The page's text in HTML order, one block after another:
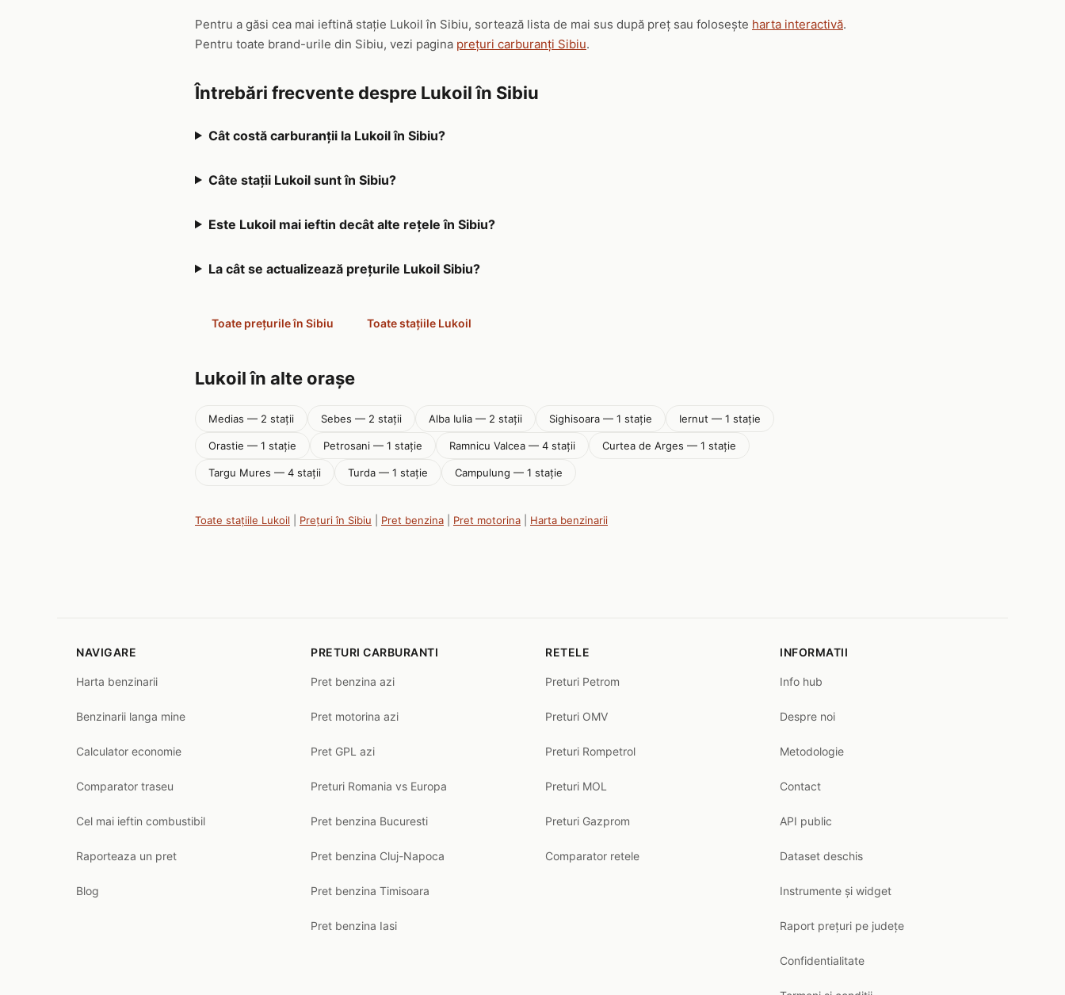
Pentru a găsi cea mai ieftină stație Lukoil în Sibiu, sortează lista de mai sus după preț sau folosește harta interactivă.
Pentru toate brand-urile din Sibiu, vezi pagina prețuri carburanți Sibiu.
Întrebări frecvente despre Lukoil în Sibiu
Cât costă carburanții la Lukoil în Sibiu?
Câte stații Lukoil sunt în Sibiu?
Este Lukoil mai ieftin decât alte rețele în Sibiu?
La cât se actualizează prețurile Lukoil Sibiu?
Toate prețurile în Sibiu Toate stațiile Lukoil
Lukoil în alte orașe
Medias — 2 stații Sebes — 2 stații Alba Iulia — 2 stații Sighisoara — 1 stație Iernut — 1 stație
Orastie — 1 stație Petrosani — 1 stație Ramnicu Valcea — 4 stații Curtea de Arges — 1 stație
Targu Mures — 4 stații Turda — 1 stație Campulung — 1 stație
Toate stațiile Lukoil Prețuri în Sibiu Pret benzina Pret motorina Harta benzinarii
NAVIGARE
Harta benzinarii
Benzinarii langa mine
Calculator economie
Comparator traseu
Cel mai ieftin combustibil
Raporteaza un pret
Blog
PRETURI CARBURANTI
Pret benzina azi
Pret motorina azi
Pret GPL azi
Preturi Romania vs Europa
Pret benzina Bucuresti
Pret benzina Cluj-Napoca
Pret benzina Timisoara
Pret benzina Iasi
RETELE
Preturi Petrom
Preturi OMV
Preturi Rompetrol
Preturi MOL
Preturi Gazprom
Comparator retele
INFORMATII
Info hub
Despre noi
Metodologie
Contact
API public
Dataset deschis
Instrumente și widget
Raport prețuri pe județe
Confidentialitate